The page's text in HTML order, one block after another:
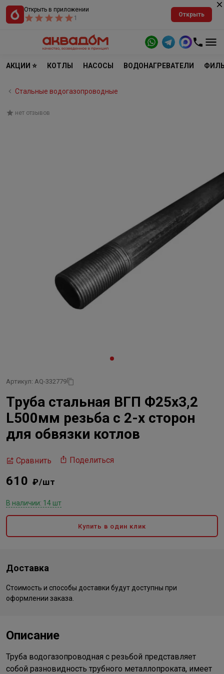
Открыть в приложении
1
Открыть
АКЦИИ ⭐ КОТЛЫ НАСОСЫ ВОДОНАГРЕВАТЕЛИ
Стальные водогазопроводные
нет отзывов
Артикул: AQ-332779
Труба стальная ВГП Ф25х3,2
L500мм резьба с 2-х сторон
для обвязки котлов
Сравнить Поделиться
610 ₽/шт
В наличии: 14 шт
Купить в один клик
Доставка
Стоимость и способы доставки будут доступны при
оформлении заказа.
Описание
Труба водогазопроводная с резьбой представляет
собой разновидность трубного металлопроката, имеет